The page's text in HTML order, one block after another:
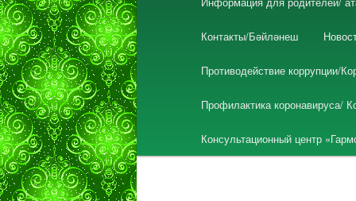
Контакты/Бәйләнеш
Противодействие коррупции/
Профилактика коронавируса/
Консультационный центр